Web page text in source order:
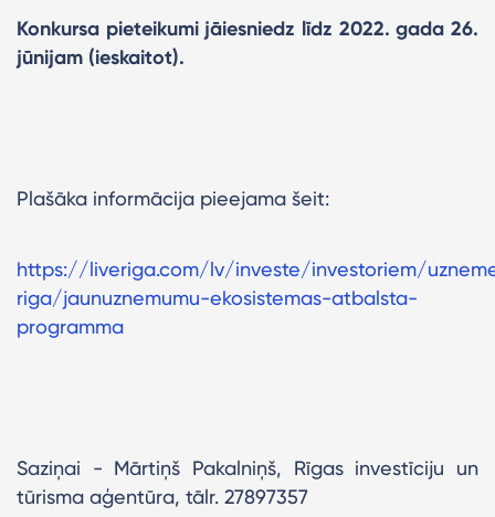
Konkursa pieteikumi jāiesniedz līdz 2022. gada 26.
jūnijam (ieskaitot).
Plašāka informācija pieejama šeit:
https://liveriga.com/lv/investe/investoriem/
riga/jaunuznemumu-ekosistemas-atbalsta-
programma
Saziņai - Mārtiņš Pakalniņš, Rīgas investīciju un
tūrisma aģentūra, tālr. 27897357